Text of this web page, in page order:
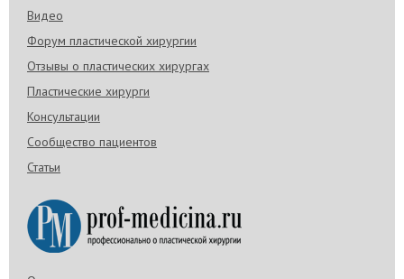
Видео
Форум пластической хирургии
Отзывы о пластических хирургах
Пластические хирурги
Консультации
Сообщество пациентов
Статьи